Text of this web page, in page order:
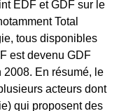
EDF et GDF sur le
Total
tous disponibles
est devenu GDF
2008. En résumé, le
acteurs dont
qui proposent des